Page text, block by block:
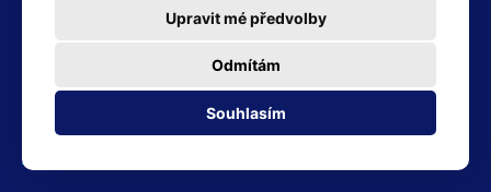
Souhlasím
Odmítám
Upravit mé předvolby
Výdej zboží (Ostrava): Po-Pá: 8:00 - 16:00
Adresa prodejny